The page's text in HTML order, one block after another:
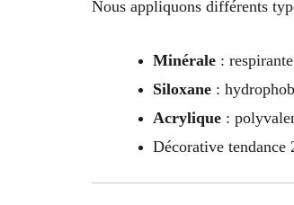
Nous appliquons différents
Minérale :
Siloxane :
Acrylique :
Décorative tendance